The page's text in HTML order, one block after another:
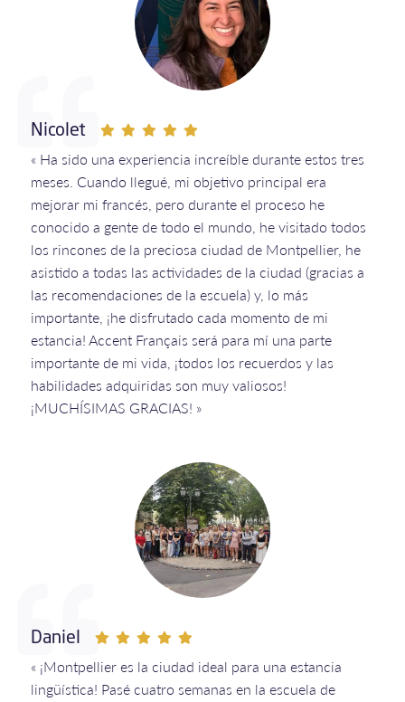
Nicolet
« Ha sido una experiencia increíble durante estos tres
meses. Cuando llegué, mi objetivo principal era
mejorar mi francés, pero durante el proceso he
conocido a gente de todo el mundo, he visitado todos
los rincones de la preciosa ciudad de Montpellier, he
asistido a todas las actividades de la ciudad (gracias a
las recomendaciones de la escuela) y, lo más
importante, ¡he disfrutado cada momento de mi
estancia! Accent Français será para mí una parte
importante de mi vida, ¡todos los recuerdos y las
habilidades adquiridas son muy valiosos!
¡MUCHÍSIMAS GRACIAS! »
Daniel
« ¡Montpellier es la ciudad ideal para una estancia
lingüística! Pasé cuatro semanas en la escuela de